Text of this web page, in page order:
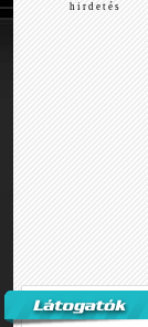
h i r d e t é s